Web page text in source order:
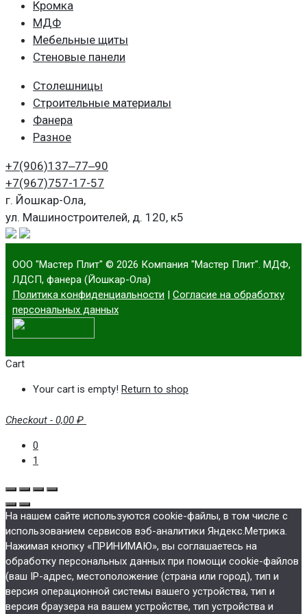
Кромка
МДФ
Мебельные щиты
Стеновые панели
Столешницы
Строительные материалы
Фанера
Разное
+7(906)137‒77‒90
+7(967)757-17-57
г. Йошкар-Ола,
ул. Машиностроителей, д. 120, к5
ООО "Мастер Плит" © 2026 Компания "Мастер Плит". МДФ,
ЛДСП, фанера (Йошкар-Ола)
Политика конфиденциальности | Согласие на обработку
персональных данных
Cart
Your cart is empty! Return to shop
Checkout - 0,00 ₽
0
1
На нашем сайте используются cookie-файлы, в том числе с
использованием сервисов вэб-аналитики Яндекс.Метрика.
Нажимая кнопку «ПРИНИМАЮ», вы соглашаетесь на
обработку персональных данных при помощи cookie-файлов
(ваш IP-адрес, местоположение (страна или город), тип и
версия операционной системы вашего устройства, тип и
версия браузера на вашем устройстве, тип устройства и